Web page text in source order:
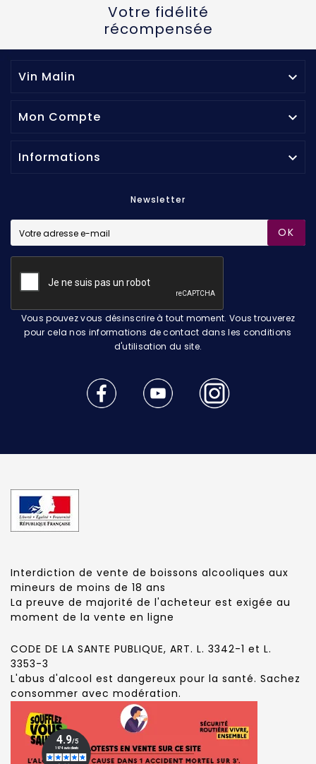
Votre fidélité
récompensée
Vin Malin 
Mon Compte 
Informations 
Newsletter
OK
Vous pouvez vous désinscrire à tout moment. Vous trouverez
pour cela nos informations de contact dans les conditions
d'utilisation du site.
Interdiction de vente de boissons alcooliques aux
mineurs de moins de 18 ans
La preuve de majorité de l'acheteur est exigée au
moment de la vente en ligne
CODE DE LA SANTE PUBLIQUE, ART. L. 3342-1 et L.
3353-3
L'abus d'alcool est dangereux pour la santé. Sachez
consommer avec modération.